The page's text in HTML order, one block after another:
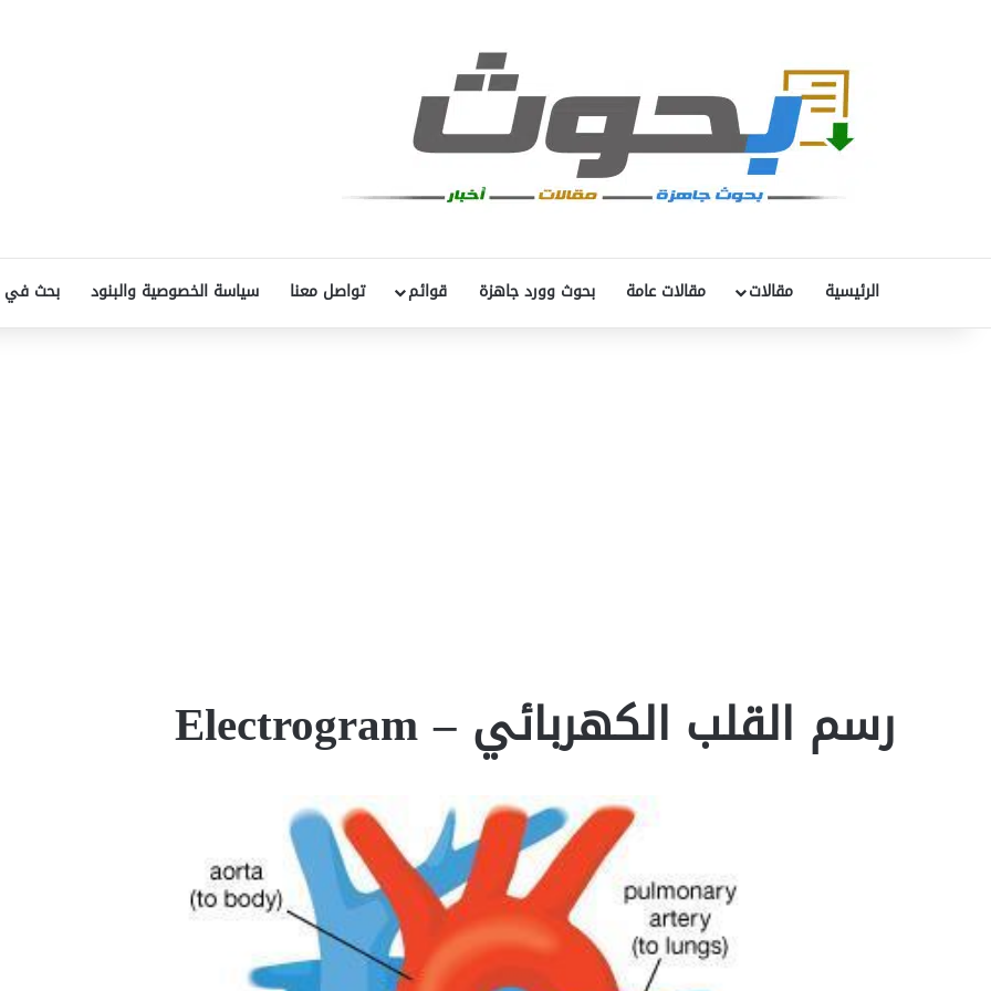
الرئيسية مقالات مقالات عامة بحوث وورد جاهزة قوائم تواصل معنا سياسة الخصوصية والبنود بحث في
رسم القلب الكهربائي – Electrogram